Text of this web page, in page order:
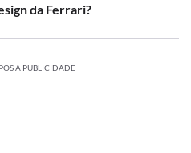
da Ferrari?
A PUBLICIDADE